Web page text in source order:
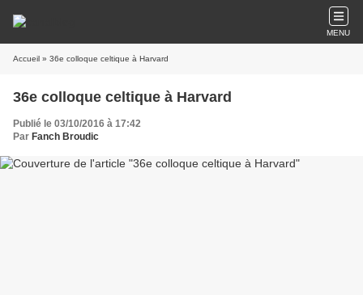
MENU
Accueil » 36e colloque celtique à Harvard
36e colloque celtique à Harvard
Publié le 03/10/2016 à 17:42
Par Fanch Broudic